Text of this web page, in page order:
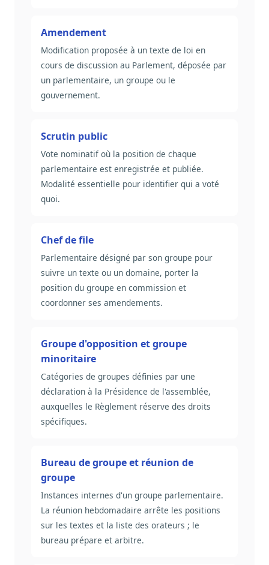
Amendement
Modification proposée à un texte de loi en
cours de discussion au Parlement, déposée par
un parlementaire, un groupe ou le
gouvernement.
Scrutin public
Vote nominatif où la position de chaque
parlementaire est enregistrée et publiée.
Modalité essentielle pour identifier qui a voté
quoi.
Chef de file
Parlementaire désigné par son groupe pour
suivre un texte ou un domaine, porter la
position du groupe en commission et
coordonner ses amendements.
Groupe d'opposition et groupe
minoritaire
Catégories de groupes définies par une
déclaration à la Présidence de l'assemblée,
auxquelles le Règlement réserve des droits
spécifiques.
Bureau de groupe et réunion de
groupe
Instances internes d'un groupe parlementaire.
La réunion hebdomadaire arrête les positions
sur les textes et la liste des orateurs ; le
bureau prépare et arbitre.